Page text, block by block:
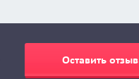
Оставить отзыв